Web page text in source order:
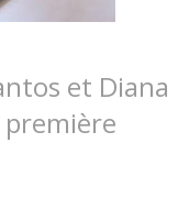
et Diana